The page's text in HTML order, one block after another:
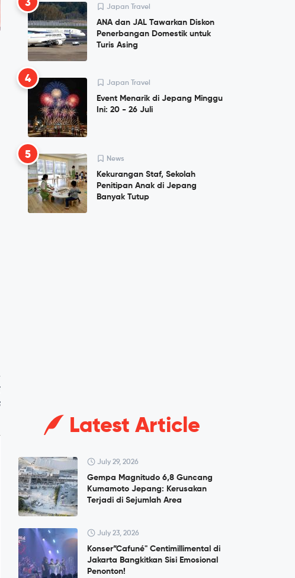
3 Japan Travel
ANA dan JAL Tawarkan Diskon
Penerbangan Domestik untuk
Turis Asing
4 Japan Travel
Event Menarik di Jepang Minggu
Ini: 20 - 26 Juli
5 News
Kekurangan Staf, Sekolah
Penitipan Anak di Jepang
Banyak Tutup
Latest Article
July 29, 2026
Gempa Magnitudo 6,8 Guncang
Kumamoto Jepang: Kerusakan
Terjadi di Sejumlah Area
July 23, 2026
Konser”Cafuné" Centimillimental di
Jakarta Bangkitkan Sisi Emosional
Penonton!